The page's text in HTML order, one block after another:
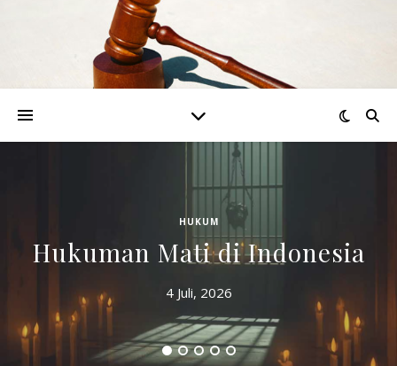
HUKUM
Hukuman Mati di Indonesia
4 Juli, 2026